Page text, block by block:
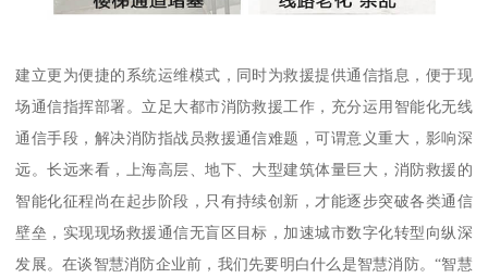
建立更为便捷的系统运维模式，同时为救援提供通信指息，便于现
场通信指挥部署。立足大都市消防救援工作，充分运用智能化无线
通信手段，解决消防指战员救援通信难题，可谓意义重大，影响深
远。长远来看，上海高层、地下、大型建筑体量巨大，消防救援的
智能化征程尚在起步阶段，只有持续创新，才能逐步突破各类通信
壁垒，实现现场救援通信无盲区目标，加速城市数字化转型向纵深
发展。在谈智慧消防企业前，我们先要明白什么是智慧消防。“智慧